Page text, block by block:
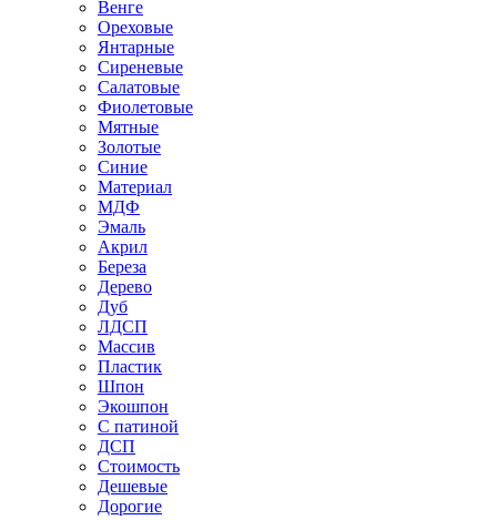
Венге
Ореховые
Янтарные
Сиреневые
Салатовые
Фиолетовые
Мятные
Золотые
Синие
Материал
МДФ
Эмаль
Акрил
Береза
Дерево
Дуб
ЛДСП
Массив
Пластик
Шпон
Экошпон
С патиной
ДСП
Стоимость
Дешевые
Дорогие